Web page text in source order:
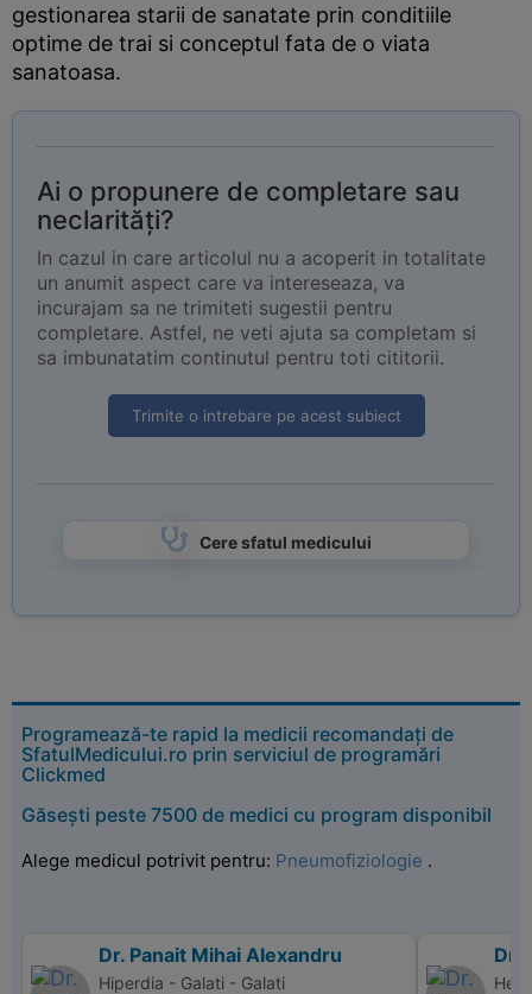
gestionarea starii de sanatate prin conditiile
optime de trai si conceptul fata de o viata
sanatoasa.
Ai o propunere de completare sau
neclarități?
In cazul in care articolul nu a acoperit in totalitate
un anumit aspect care va intereseaza, va
incurajam sa ne trimiteti sugestii pentru
completare. Astfel, ne veti ajuta sa completam si
sa imbunatatim continutul pentru toti cititorii.
Trimite o intrebare pe acest subiect
Cere sfatul medicului
Programează-te rapid la medicii recomandați de
SfatulMedicului.ro prin serviciul de programări
Clickmed
Găsești peste 7500 de medici cu program disponibil
Alege medicul potrivit pentru: Pneumofiziologie .
Dr. Panait Mihai Alexandru
Hiperdia - Galati - Galati
Dr.